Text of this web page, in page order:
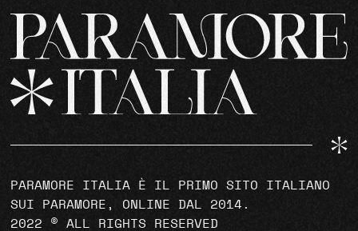
PARAMORE ITALIA È IL PRIMO SITO ITALIANO
SUI PARAMORE, ONLINE DAL 2014.
2022 © ALL RIGHTS RESERVED